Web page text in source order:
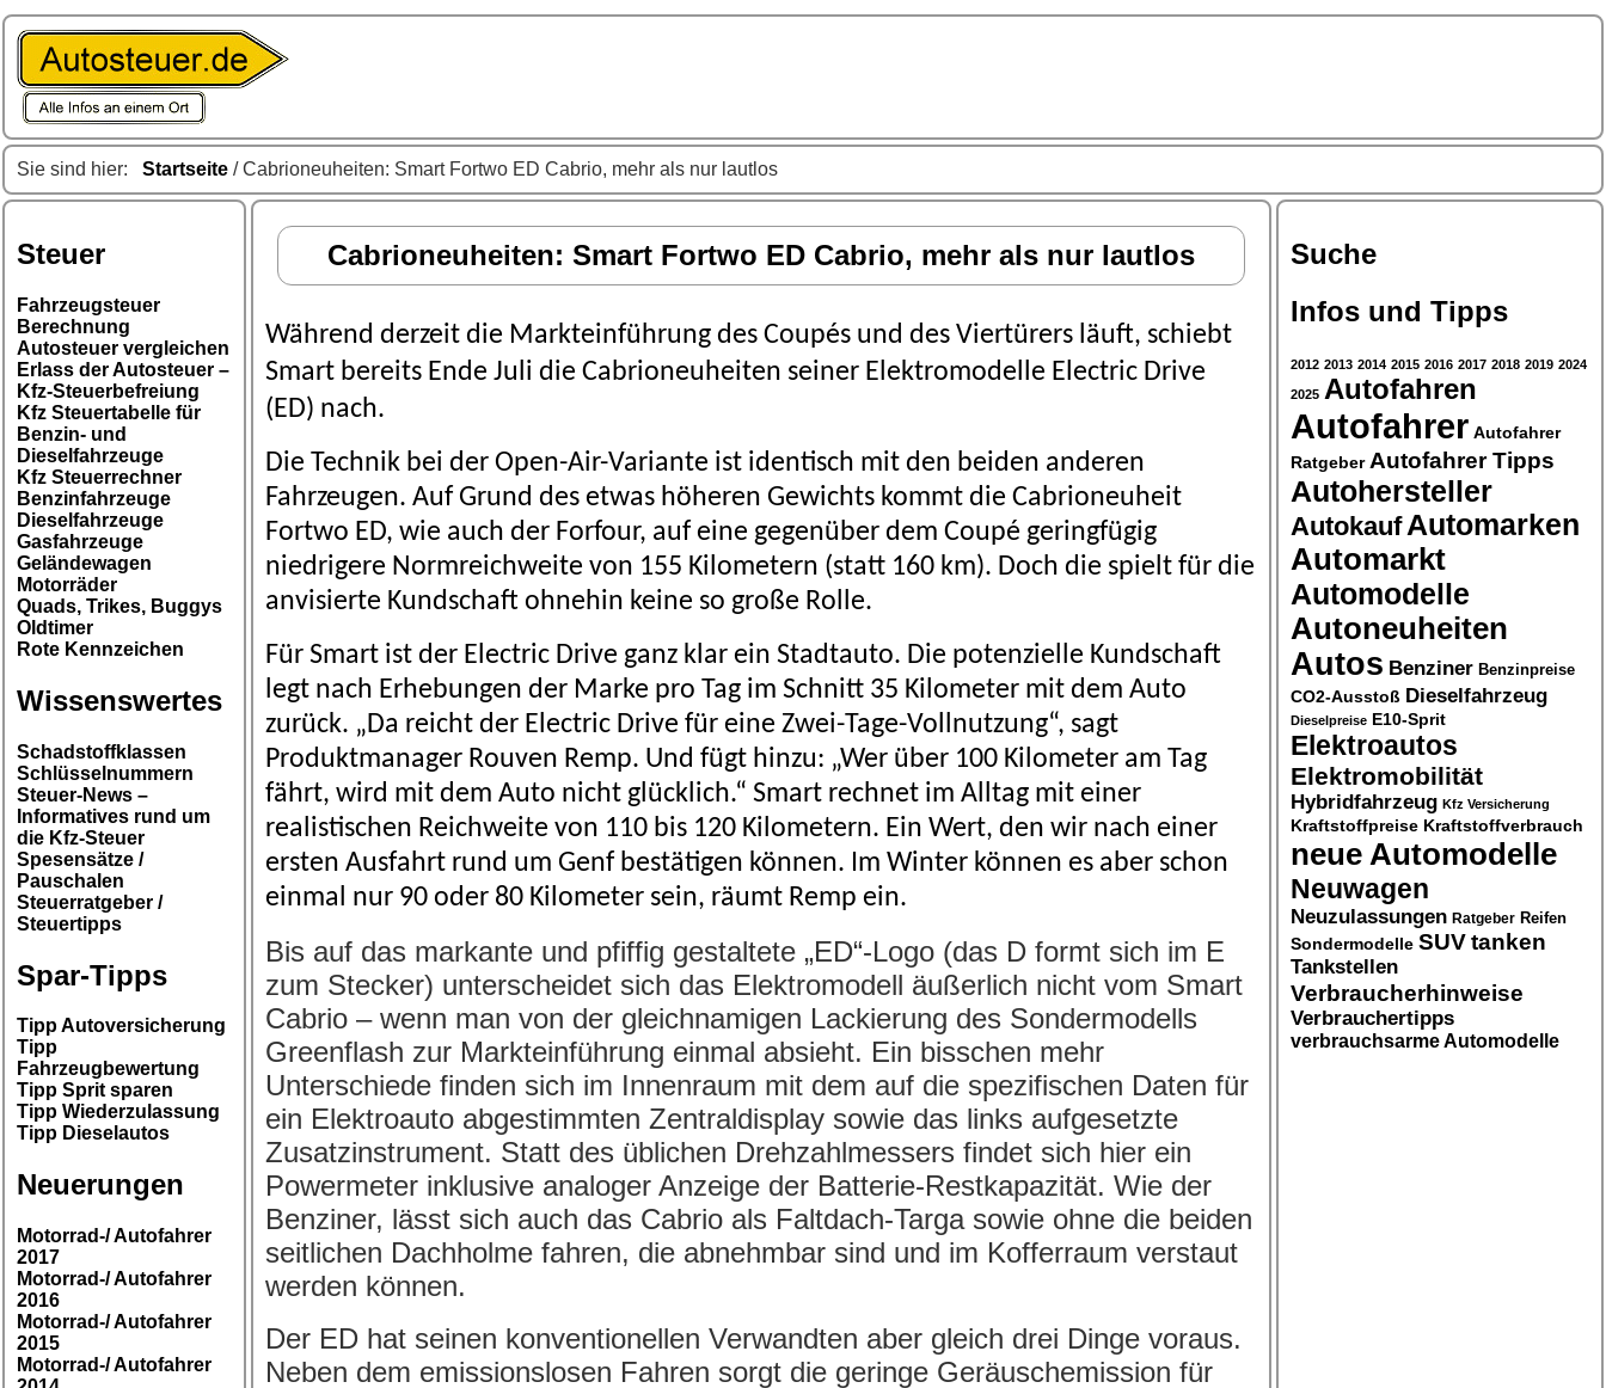
Sie sind hier: Startseite / Cabrioneuheiten: Smart Fortwo ED Cabrio, mehr als nur lautlos
Steuer
Fahrzeugsteuer
Berechnung
Autosteuer vergleichen
Erlass der Autosteuer –
Kfz-Steuerbefreiung
Kfz Steuertabelle für
Benzin- und
Dieselfahrzeuge
Kfz Steuerrechner
Benzinfahrzeuge
Dieselfahrzeuge
Gasfahrzeuge
Geländewagen
Motorräder
Quads, Trikes, Buggys
Oldtimer
Rote Kennzeichen
Wissenswertes
Schadstoffklassen
Schlüsselnummern
Steuer-News –
Informatives rund um
die Kfz-Steuer
Spesensätze /
Pauschalen
Steuerratgeber /
Steuertipps
Spar-Tipps
Tipp Autoversicherung
Tipp
Fahrzeugbewertung
Tipp Sprit sparen
Tipp Wiederzulassung
Tipp Dieselautos
Neuerungen
Motorrad-/ Autofahrer
2017
Motorrad-/ Autofahrer
2016
Motorrad-/ Autofahrer
2015
Motorrad-/ Autofahrer
Cabrioneuheiten: Smart Fortwo ED Cabrio, mehr als nur lautlos
Während derzeit die Markteinführung des Coupés und des Viertürers läuft, schiebt
Smart bereits Ende Juli die Cabrioneuheiten seiner Elektromodelle Electric Drive
(ED) nach.
Die Technik bei der Open-Air-Variante ist identisch mit den beiden anderen
Fahrzeugen. Auf Grund des etwas höheren Gewichts kommt die Cabrioneuheit
Fortwo ED, wie auch der Forfour, auf eine gegenüber dem Coupé geringfügig
niedrigere Normreichweite von 155 Kilometern (statt 160 km). Doch die spielt für die
anvisierte Kundschaft ohnehin keine so große Rolle.
Für Smart ist der Electric Drive ganz klar ein Stadtauto. Die potenzielle Kundschaft
legt nach Erhebungen der Marke pro Tag im Schnitt 35 Kilometer mit dem Auto
zurück. „Da reicht der Electric Drive für eine Zwei-Tage-Vollnutzung“, sagt
Produktmanager Rouven Remp. Und fügt hinzu: „Wer über 100 Kilometer am Tag
fährt, wird mit dem Auto nicht glücklich.“ Smart rechnet im Alltag mit einer
realistischen Reichweite von 110 bis 120 Kilometern. Ein Wert, den wir nach einer
ersten Ausfahrt rund um Genf bestätigen können. Im Winter können es aber schon
einmal nur 90 oder 80 Kilometer sein, räumt Remp ein.
Bis auf das markante und pfiffig gestaltete „ED“-Logo (das D formt sich im E
zum Stecker) unterscheidet sich das Elektromodell äußerlich nicht vom Smart
Cabrio – wenn man von der gleichnamigen Lackierung des Sondermodells
Greenflash zur Markteinführung einmal absieht. Ein bisschen mehr
Unterschiede finden sich im Innenraum mit dem auf die spezifischen Daten für
ein Elektroauto abgestimmten Zentraldisplay sowie das links aufgesetzte
Zusatzinstrument. Statt des üblichen Drehzahlmessers findet sich hier ein
Powermeter inklusive analoger Anzeige der Batterie-Restkapazität. Wie der
Benziner, lässt sich auch das Cabrio als Faltdach-Targa sowie ohne die beiden
seitlichen Dachholme fahren, die abnehmbar sind und im Kofferraum verstaut
werden können.
Der ED hat seinen konventionellen Verwandten aber gleich drei Dinge voraus.
Neben dem emissionslosen Fahren sorgt die geringe Geräuschemission für
Suche
Infos und Tipps
2012 2013 2014 2015 2016 2017 2018 2019 2024
2025 Autofahren
Autofahrer Autofahrer
Ratgeber Autofahrer Tipps
Autohersteller
Autokauf Automarken
Automarkt
Automodelle
Autoneuheiten
Autos Benziner Benzinpreise
CO2-Ausstoß Dieselfahrzeug
Dieselpreise E10-Sprit
Elektroautos
Elektromobilität
Hybridfahrzeug Kfz Versicherung
Kraftstoffpreise Kraftstoffverbrauch
neue Automodelle
Neuwagen
Neuzulassungen Ratgeber Reifen
Sondermodelle SUVtanken
Tankstellen
Verbraucherhinweise
Verbrauchertipps
verbrauchsarme Automodelle